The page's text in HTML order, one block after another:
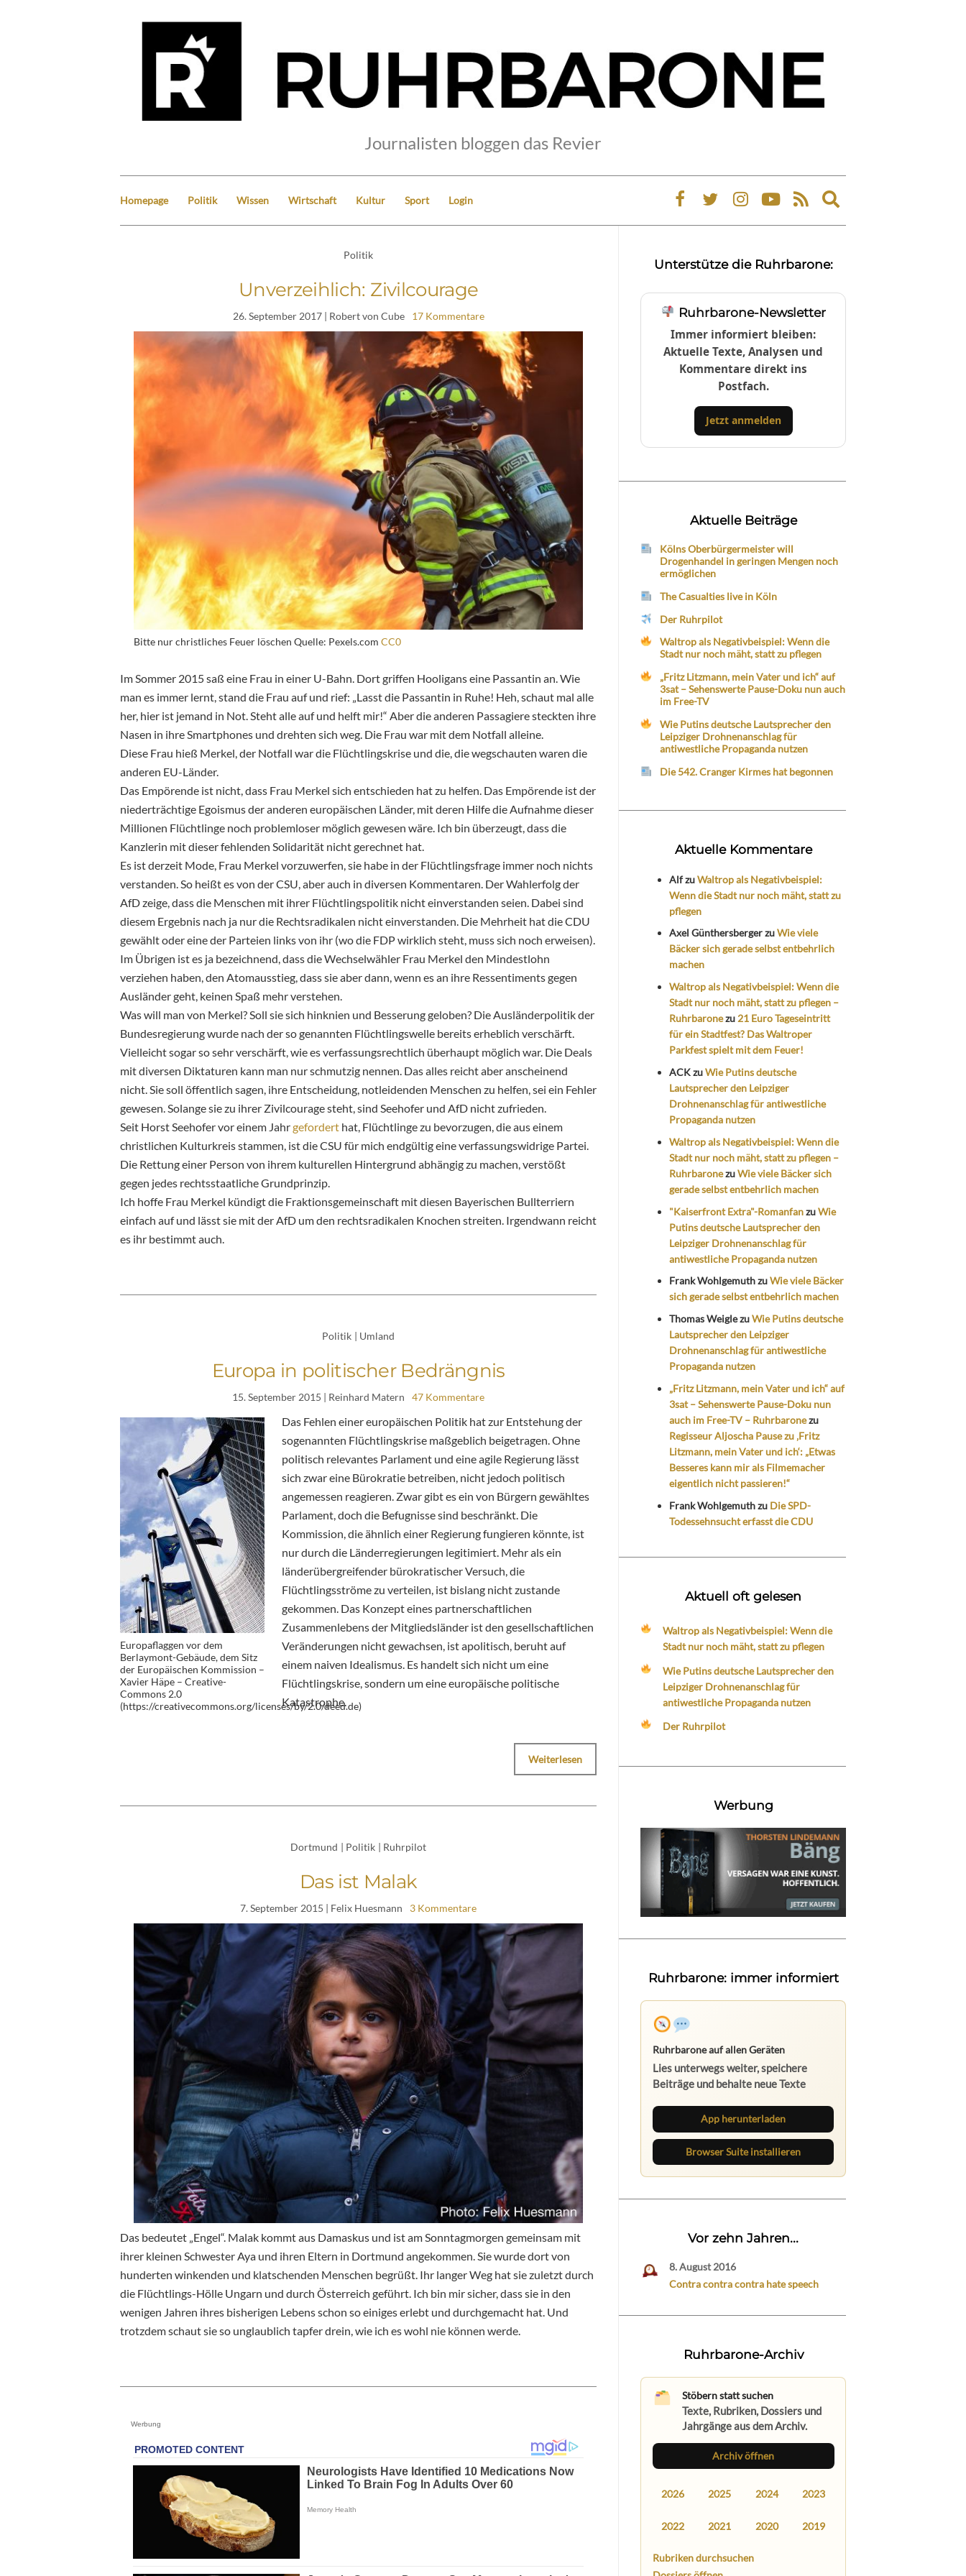
Journalisten bloggen das Revier
Homepage Politik Wissen Wirtschaft Kultur Sport Login
Expand
search
Politik
Unverzeihlich: Zivilcourage
26. September 2017| Robert von Cube 17 Kommentare
Bitte nur christliches Feuer löschen Quelle: Pexels.comCC0
Im Sommer 2015 saß eine Frau in einer U-Bahn. Dort griffen Hooligans eine Passantin an. Wie
man es immer lernt, stand die Frau auf und rief: „Lasst die Passantin in Ruhe! Heh, schaut mal alle
her, hier ist jemand in Not. Steht alle auf und helft mir!“ Aber die anderen Passagiere steckten ihre
Nasen in ihre Smartphones und drehten sich weg. Die Frau war mit dem Notfall alleine.
Diese Frau hieß Merkel, der Notfall war die Flüchtlingskrise und die, die wegschauten waren die
anderen EU-Länder.
Das Empörende ist nicht, dass Frau Merkel sich entschieden hat zu helfen. Das Empörende ist der
niederträchtige Egoismus der anderen europäischen Länder, mit deren Hilfe die Aufnahme dieser
Millionen Flüchtlinge noch problemloser möglich gewesen wäre. Ich bin überzeugt, dass die
Kanzlerin mit dieser fehlenden Solidarität nicht gerechnet hat.
Es ist derzeit Mode, Frau Merkel vorzuwerfen, sie habe in der Flüchtlingsfrage immer noch nichts
verstanden. So heißt es von der CSU, aber auch in diversen Kommentaren. Der Wahlerfolg der
AfD zeige, dass die Menschen mit ihrer Flüchtlingspolitik nicht einverstanden seien. Dabei sind
diesem Ergebnis nach ja nur die Rechtsradikalen nicht einverstanden. Die Mehrheit hat die CDU
gewählt oder eine der Parteien links von ihr (wo die FDP wirklich steht, muss sich noch erweisen).
Im Übrigen ist es ja bezeichnend, dass die Wechselwähler Frau Merkel den Mindestlohn
verziehen haben, den Atomausstieg, dass sie aber dann, wenn es an ihre Ressentiments gegen
Ausländer geht, keinen Spaß mehr verstehen.
Was will man von Merkel? Soll sie sich hinknien und Besserung geloben? Die Ausländerpolitik der
Bundesregierung wurde nach der so genannten Flüchtlingswelle bereits erheblich verschärft.
Vielleicht sogar so sehr verschärft, wie es verfassungsrechtlich überhaupt möglich war. Die Deals
mit diversen Diktaturen kann man nur schmutzig nennen. Das alles reicht aber anscheinend
nicht. Sie soll öffentlich sagen, ihre Entscheidung, notleidenden Menschen zu helfen, sei ein Fehler
gewesen. Solange sie zu ihrer Zivilcourage steht, sind Seehofer und AfD nicht zufrieden.
Seit Horst Seehofer vor einem Jahrgefordert hat, Flüchtlinge zu bevorzugen, die aus einem
christlichen Kulturkreis stammen, ist die CSU für mich endgültig eine verfassungswidrige Partei.
Die Rettung einer Person von ihrem kulturellen Hintergrund abhängig zu machen, verstößt
gegen jedes rechtsstaatliche Grundprinzip.
Ich hoffe Frau Merkel kündigt die Fraktionsgemeinschaft mit diesen Bayerischen Bullterriern
einfach auf und lässt sie mit der AfD um den rechtsradikalen Knochen streiten. Irgendwann reicht
es ihr bestimmt auch.
Politik | Umland
Europa in politischer Bedrängnis
15. September 2015 | Reinhard Matern 47 Kommentare
Europaflaggen vor dem
Berlaymont-Gebäude, dem Sitz
der Europäischen Kommission –
Xavier Häpe – Creative-
Commons 2.0
(https://creativecommons.org/licenses/by/2.0/deed.de)
Das Fehlen einer europäischen Politik hat zur Entstehung der
sogenannten Flüchtlingskrise maßgeblich beigetragen. Ohne
politisch relevantes Parlament und eine agile Regierung lässt
sich zwar eine Bürokratie betreiben, nicht jedoch politisch
angemessen reagieren. Zwar gibt es ein von Bürgern gewähltes
Parlament, doch die Befugnisse sind beschränkt. Die
Kommission, die ähnlich einer Regierung fungieren könnte, ist
nur durch die Länderregierungen legitimiert. Mehr als ein
länderübergreifender bürokratischer Versuch, die
Flüchtlingsströme zu verteilen, ist bislang nicht zustande
gekommen. Das Konzept eines partnerschaftlichen
Zusammenlebens der Mitgliedsländer ist den gesellschaftlichen
Veränderungen nicht gewachsen, ist apolitisch, beruht auf
einem naiven Idealismus. Es handelt sich nicht um eine
Flüchtlingskrise, sondern um eine europäische politische
Katastrophe.
Weiterlesen
Dortmund | Politik | Ruhrpilot
Das ist Malak
7. September 2015 | Felix Huesmann 3 Kommentare
Das bedeutet „Engel“. Malak kommt aus Damaskus und ist am Sonntagmorgen gemeinsam mit
ihrer kleinen Schwester Aya und ihren Eltern in Dortmund angekommen. Sie wurde dort von
hunderten winkenden und klatschenden Menschen begrüßt. Ihr langer Weg hat sie zuletzt durch
die Flüchtlings-Hölle Ungarn und durch Österreich geführt. Ich bin mir sicher, dass sie in den
wenigen Jahren ihres bisherigen Lebens schon so einiges erlebt und durchgemacht hat. Und
trotzdem schaut sie so unglaublich tapfer drein, wie ich es wohl nie können werde.
Werbung
Unterstütze die Ruhrbarone:
Ruhrbarone-Newsletter
Immer informiert bleiben:
Aktuelle Texte, Analysen und
Kommentare direkt ins
Postfach.
Jetzt anmelden
Aktuelle Beiträge
Kölns Oberbürgermeister will
Drogenhandel in geringen Mengen noch
ermöglichen
The Casualties live in Köln
Der Ruhrpilot
Waltrop als Negativbeispiel: Wenn die
Stadt nur noch mäht, statt zu pflegen
„Fritz Litzmann, mein Vater und ich“ auf
3sat – Sehenswerte Pause-Doku nun auch
im Free-TV
Wie Putins deutsche Lautsprecher den
Leipziger Drohnenanschlag für
antiwestliche Propaganda nutzen
Die 542. Cranger Kirmes hat begonnen
Aktuelle Kommentare
AlfzuWaltrop als Negativbeispiel:
Wenn die Stadt nur noch mäht, statt zu
pflegen
Axel GünthersbergerzuWie viele
Bäcker sich gerade selbst entbehrlich
machen
Waltrop als Negativbeispiel: Wenn die
Stadt nur noch mäht, statt zu pflegen –
Ruhrbaronezu 21 Euro Tageseintritt
für ein Stadtfest? Das Waltroper
Parkfest spielt mit dem Feuer!
ACKzuWie Putins deutsche
Lautsprecher den Leipziger
Drohnenanschlag für antiwestliche
Propaganda nutzen
Waltrop als Negativbeispiel: Wenn die
Stadt nur noch mäht, statt zu pflegen –
RuhrbaronezuWie viele Bäcker sich
gerade selbst entbehrlich machen
"Kaiserfront Extra"-RomanfanzuWie
Putins deutsche Lautsprecher den
Leipziger Drohnenanschlag für
antiwestliche Propaganda nutzen
Frank WohlgemuthzuWie viele Bäcker
sich gerade selbst entbehrlich machen
Thomas WeiglezuWie Putins deutsche
Lautsprecher den Leipziger
Drohnenanschlag für antiwestliche
Propaganda nutzen
„Fritz Litzmann, mein Vater und ich“ auf
3sat – Sehenswerte Pause-Doku nun
auch im Free-TV – Ruhrbaronezu
Regisseur Aljoscha Pause zu ‚Fritz
Litzmann, mein Vater und ich‘: „Etwas
Besseres kann mir als Filmemacher
eigentlich nicht passieren!“
Frank Wohlgemuthzu Die SPD-
Todessehnsucht erfasst die CDU
Aktuell oft gelesen
Waltrop als Negativbeispiel: Wenn die
Stadt nur noch mäht, statt zu pflegen
Wie Putins deutsche Lautsprecher den
Leipziger Drohnenanschlag für
antiwestliche Propaganda nutzen
Der Ruhrpilot
Werbung
Ruhrbarone: immer informiert
Ruhrbarone auf allen Geräten
Lies unterwegs weiter, speichere
Beiträge und behalte neue Texte
App herunterladen
Browser Suite installieren
Vor zehn Jahren...
8. August 2016
Contra contra contra hate speech
Ruhrbarone-Archiv
Stöbern statt suchen
Texte, Rubriken, Dossiers und
Jahrgänge aus dem Archiv.
Archiv öffnen
2026 2025 2024 2023
2022 2021 2020 2019
Rubriken durchsuchen